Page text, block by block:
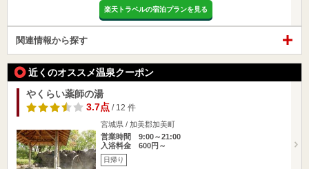
楽天トラベルの宿泊プランを見る
関連情報から探す
近くのオススメ温泉クーポン
やくらい薬師の湯
3.7点/ 12 件
宮城県 / 加美郡加美町
営業時間 9:00～21:00
入浴料金 600円～
日帰り